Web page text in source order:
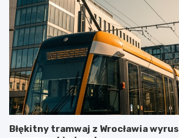
Błękitny tramwaj z Wrocławia